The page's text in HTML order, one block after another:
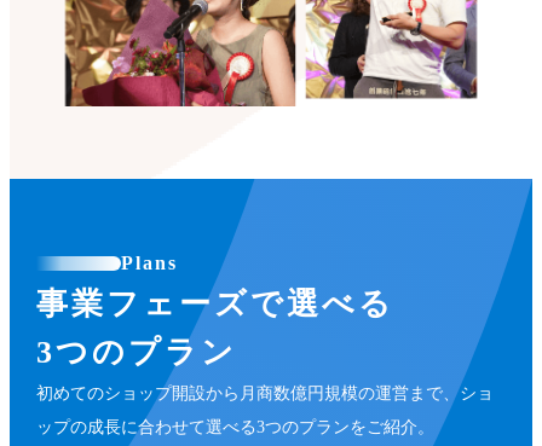
Plans
事業フェーズで選べる
3つのプラン
初めてのショップ開設から月商数億円規模の運営まで、ショ
ップの成長に合わせて選べる3つのプランをご紹介。